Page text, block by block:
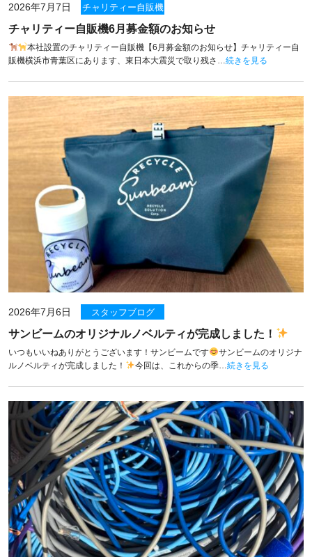
2026年7月7日 チャリティー自販機
チャリティー自販機6月募金額のお知らせ
本社設置のチャリティー自販機【6月募金額のお知らせ】チャリティー自
販機横浜市青葉区にあります、東日本大震災で取り残さ…続きを見る
2026年7月6日 スタッフブログ
サンビームのオリジナルノベルティが完成しました！
いつもいいねありがとうございます！サンビームです
サンビームのオリジナ
ルノベルティが完成しました！
今回は、これからの季… 続きを見る